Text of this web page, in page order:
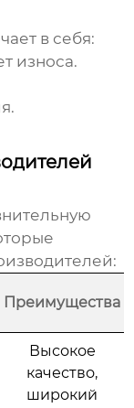
в себя:
износа.
Преимущества
Высокое
качество,
широкий